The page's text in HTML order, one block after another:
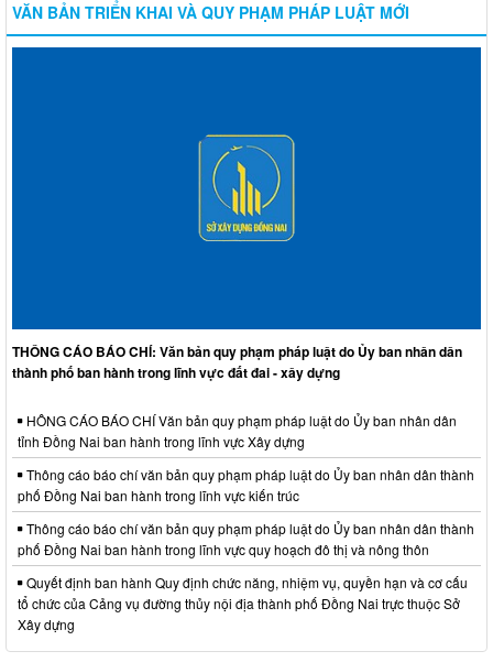
VĂN BẢN TRIỂN KHAI VÀ QUY PHẠM PHÁP LUẬT MỚI
THÔNG CÁO BÁO CHÍ: Văn bản quy phạm pháp luật do Ủy ban nhân dân
thành phố ban hành trong lĩnh vực đất đai - xây dựng
HÔNG CÁO BÁO CHÍ Văn bản quy phạm pháp luật do Ủy ban nhân dân
tỉnh Đồng Nai ban hành trong lĩnh vực Xây dựng
Thông cáo báo chí văn bản quy phạm pháp luật do Ủy ban nhân dân thành
phố Đồng Nai ban hành trong lĩnh vực kiến trúc
Thông cáo báo chí văn bản quy phạm pháp luật do Ủy ban nhân dân thành
phố Đồng Nai ban hành trong lĩnh vực quy hoạch đô thị và nông thôn
Quyết định ban hành Quy định chức năng, nhiệm vụ, quyền hạn và cơ cấu
tổ chức của Cảng vụ đường thủy nội địa thành phố Đồng Nai trực thuộc Sở
Xây dựng